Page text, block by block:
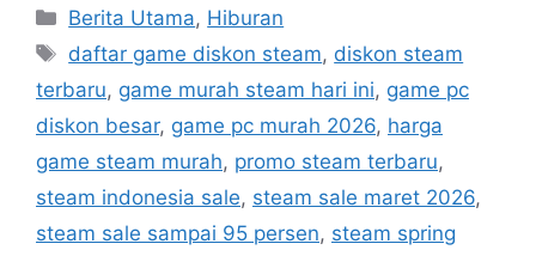
C
a
e
g
o
r
i
Berita Utama, Hiburan
T
a
s
daftar game diskon steam, diskon steam
terbaru, game murah steam hari ini, game pc
diskon besar, game pc murah 2026, harga
game steam murah, promo steam terbaru,
steam indonesia sale, steam sale maret 2026,
steam sale sampai 95 persen, steam spring